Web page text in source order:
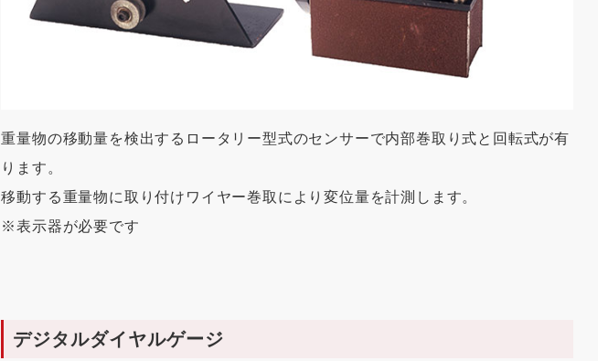
重量物の移動量を検出するロータリー型式のセンサーで内部巻取り式と回転式が有
ります。
移動する重量物に取り付けワイヤー巻取により変位量を計測します。
※表示器が必要です
デジタルダイヤルゲージ